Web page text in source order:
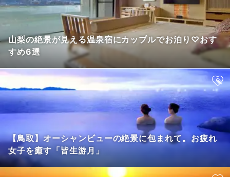
山梨の絶景が見える温泉宿にカップルでお泊り♡おす
すめ6選
【鳥取】オーシャンビューの絶景に包まれて。お疲れ
女子を癒す「皆生游月」